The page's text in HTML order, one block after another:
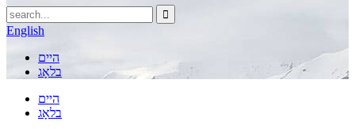
English
היים
בלאָג
היים
בלאָג